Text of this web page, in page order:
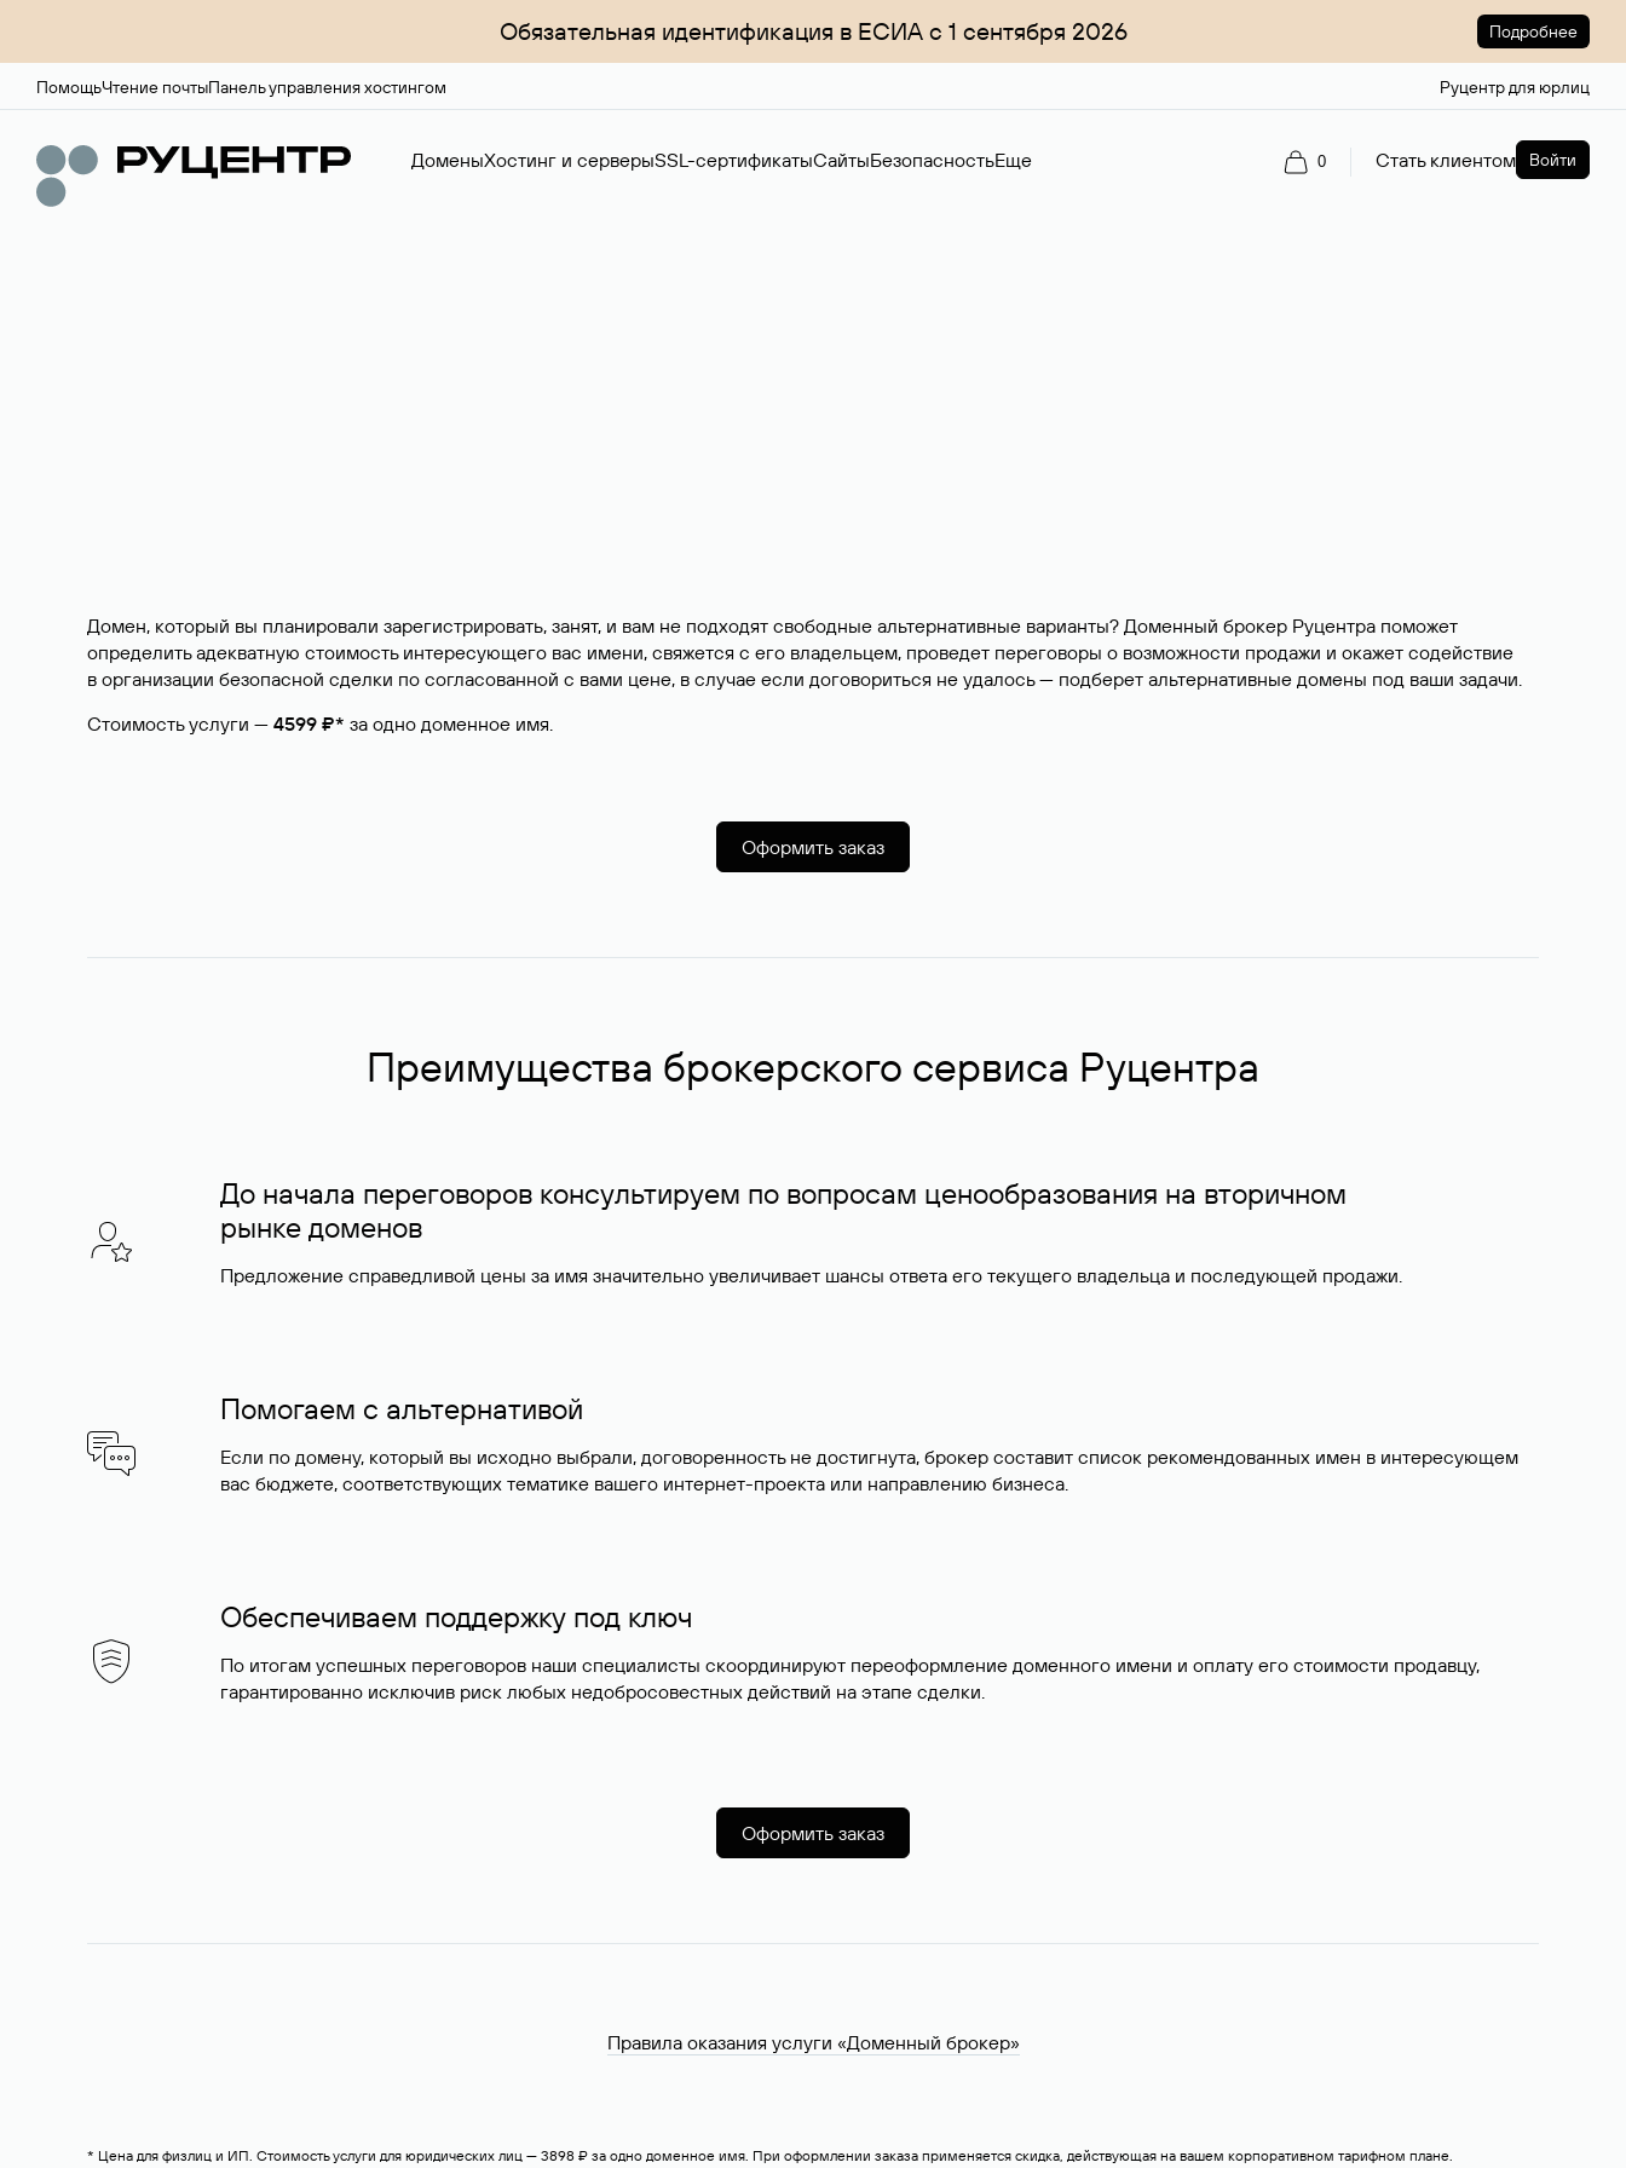
Обязательная идентификация в ЕСИА с 1 сентября 2026 Подробнее
ПомощьЧтение почтыПанель управления хостингом Руцентр для юрлиц
ДоменыХостинг и серверыSSL-сертификатыСайтыБезопасностьЕще 0 Стать клиентом Войти
Домен, который вы планировали зарегистрировать, занят, и вам не подходят свободные альтернативные варианты? Доменный брокер Руцентра поможет
определить адекватную стоимость интересующего вас имени, свяжется с его владельцем, проведет переговоры о возможности продажи и окажет содействие
в организации безопасной сделки по согласованной с вами цене, в случае если договориться не удалось — подберет альтернативные домены под ваши задачи.
Стоимость услуги — 4599 ₽* за одно доменное имя.
Оформить заказ
Преимущества брокерского сервиса Руцентра
До начала переговоров консультируем по вопросам ценообразования на вторичном
рынке доменов
Предложение справедливой цены за имя значительно увеличивает шансы ответа его текущего владельца и последующей продажи.
Помогаем с альтернативой
Если по домену, который вы исходно выбрали, договоренность не достигнута, брокер составит список рекомендованных имен в интересующем
вас бюджете, соответствующих тематике вашего интернет-проекта или направлению бизнеса.
Обеспечиваем поддержку под ключ
По итогам успешных переговоров наши специалисты скоординируют переоформление доменного имени и оплату его стоимости продавцу,
гарантированно исключив риск любых недобросовестных действий на этапе сделки.
Оформить заказ
Правила оказания услуги «Доменный брокер»
* Цена для физлиц и ИП. Стоимость услуги для юридических лиц — 3898 ₽ за одно доменное имя. При оформлении заказа применяется скидка, действующая на вашем корпоративном тарифном плане.